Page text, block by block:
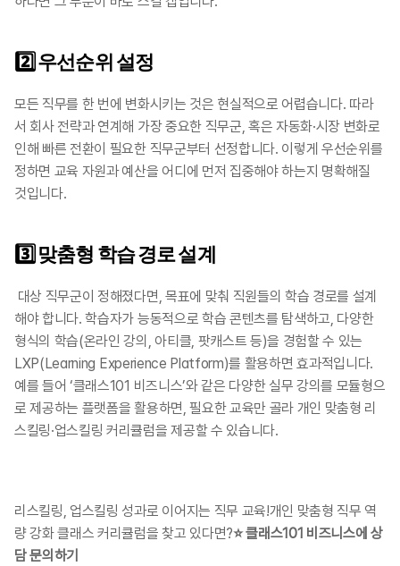
2️⃣ 우선순위 설정
모든 직무를 한 번에 변화시키는 것은 현실적으로 어렵습니다. 따라
서 회사 전략과 연계해 가장 중요한 직무군, 혹은 자동화·시장 변화로
인해 빠른 전환이 필요한 직무군부터 선정합니다. 이렇게 우선순위를
정하면 교육 자원과 예산을 어디에 먼저 집중해야 하는지 명확해질
것입니다. ​​
3️⃣ 맞춤형 학습 경로 설계
대상 직무군이 정해졌다면, 목표에 맞춰 직원들의 학습 경로를 설계
해야 합니다. 학습자가 능동적으로 학습 콘텐츠를 탐색하고, 다양한
형식의 학습(온라인 강의, 아티클, 팟캐스트 등)을 경험할 수 있는
LXP(Learning Experience Platform)를 활용하면 효과적입니다.
예를 들어 ‘클래스101 비즈니스’와 같은 다양한 실무 강의를 모듈형으
로 제공하는 플랫폼을 활용하면, 필요한 교육만 골라 개인 맞춤형 리
스킬링·업스킬링 커리큘럼을 제공할 수 있습니다. ​​​
리스킬링, 업스킬링 성과로 이어지는 직무 교육!개인 맞춤형 직무 역
량 강화 클래스 커리큘럼을 찾고 있다면?​⭐ 클래스101 비즈니스에 상
담 문의하기